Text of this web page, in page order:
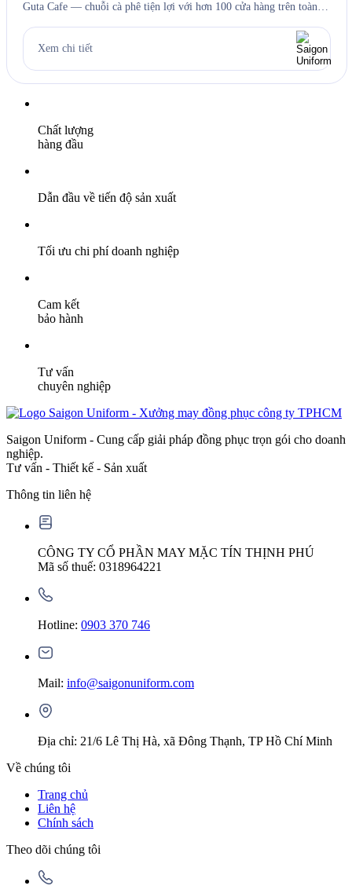
Guta Cafe — chuỗi cà phê tiện lợi với hơn 100 cửa hàng trên toàn
tí và làm ly Guta nhé!” mỗi ngày. Bộ đồng phục gồm áo […]
Xem chi tiết
Chất lượng
hàng đầu
Dẫn đầu về tiến độ sản xuất
Tối ưu chi phí doanh nghiệp
Cam kết
bảo hành
Tư vấn
chuyên nghiệp
Saigon Uniform - Cung cấp giải pháp đồng phục trọn gói cho doanh
nghiệp.
Tư vấn - Thiết kế - Sản xuất
Thông tin liên hệ
CÔNG TY CỔ PHẦN MAY MẶC TÍN THỊNH PHÚ
Mã số thuế: 0318964221
Hotline: 0903 370 746
Mail: info@saigonuniform.com
Địa chỉ: 21/6 Lê Thị Hà, xã Đông Thạnh, TP Hồ Chí Minh
Về chúng tôi
Trang chủ
Liên hệ
Chính sách
Theo dõi chúng tôi